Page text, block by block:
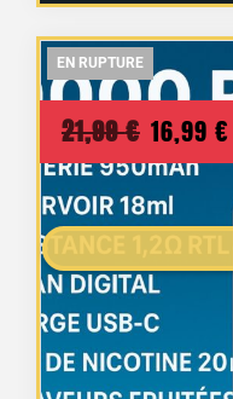
EN RUPTURE
EN RUPTURE
21,99€ Le
prix
initial
était :
21,99 €.
16,99 €
EN RUPTURE